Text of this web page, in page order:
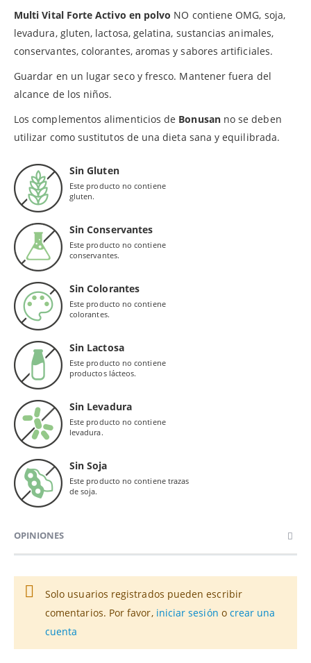
Multi Vital Forte Activo en polvo NO contiene OMG, soja,
levadura, gluten, lactosa, gelatina, sustancias animales,
conservantes, colorantes, aromas y sabores artificiales.
Guardar en un lugar seco y fresco. Mantener fuera del
alcance de los niños.
Los complementos alimenticios de Bonusanno se deben
utilizar como sustitutos de una dieta sana y equilibrada.
Sin Gluten
Este producto no contiene
gluten.
Sin Conservantes
Este producto no contiene
conservantes.
Sin Colorantes
Este producto no contiene
colorantes.
Sin Lactosa
Este producto no contiene
productos lácteos.
Sin Levadura
Este producto no contiene
levadura.
Sin Soja
Este producto no contiene trazas
de soja.
OPINIONES
Solo usuarios registrados pueden escribir
comentarios. Por favor, iniciar sesión o crear una
cuenta